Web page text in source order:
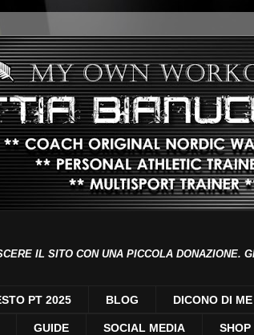
IL SITO CON UNA PICCOLA DONAZIONE.
PT 2025 BLOG DICONO DI ME
GUIDE SOCIAL MEDIA SHOP